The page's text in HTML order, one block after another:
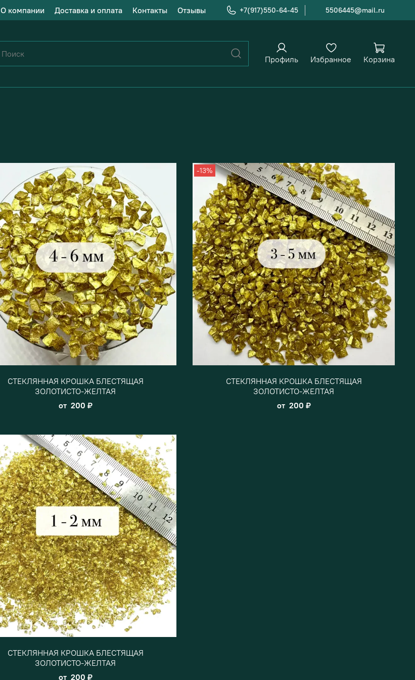
О компании Доставка и оплата Контакты Отзывы +7(917)550-64-45 5506445@mail.ru
Профиль Избранное Корзина
СТЕКЛЯННАЯ КРОШКА БЛЕСТЯЩАЯ
ЗОЛОТИСТО-ЖЕЛТАЯ
от 200 ₽
-13%
СТЕКЛЯННАЯ КРОШКА БЛЕСТЯЩАЯ
ЗОЛОТИСТО-ЖЕЛТАЯ
от 200 ₽
СТЕКЛЯННАЯ КРОШКА БЛЕСТЯЩАЯ
ЗОЛОТИСТО-ЖЕЛТАЯ
от 200 ₽